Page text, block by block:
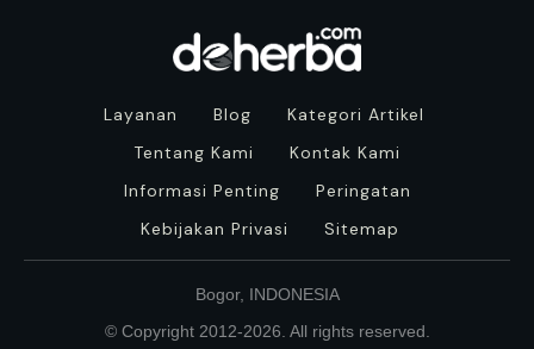
Layanan Blog
Kategori Artikel
Tentang Kami
Kontak Kami
Informasi Penting
Peringatan
Kebijakan Privasi
Sitemap
Bogor, INDONESIA
© Copyright 2012-2026. All rights reserved.